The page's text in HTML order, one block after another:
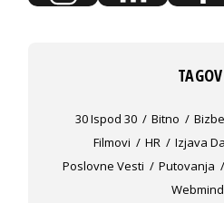
30 Ispod 30 Bitno
Filmovi
HR Izjava
Poslovne Vesti
Putovanja
Webmind